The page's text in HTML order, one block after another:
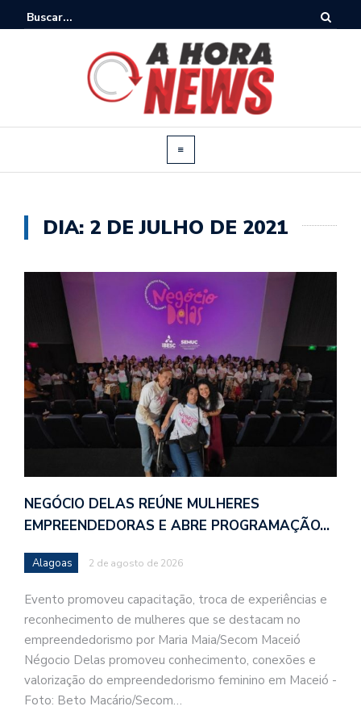
DIA: 2 DE JULHO DE 2021
NEGÓCIO DELAS REÚNE MULHERES
EMPREENDEDORAS E ABRE PROGRAMAÇÃO…
Alagoas 2 de agosto de 2026
Evento promoveu capacitação, troca de experiências e
reconhecimento de mulheres que se destacam no
empreendedorismo por Maria Maia/Secom Maceió
Négocio Delas promoveu conhecimento, conexões e
valorização do empreendedorismo feminino em Maceió -
Foto: Beto Macário/Secom…